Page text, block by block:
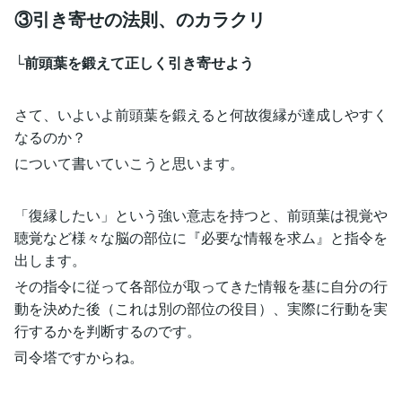
③引き寄せの法則、のカラクリ
└前頭葉を鍛えて正しく引き寄せよう
さて、いよいよ前頭葉を鍛えると何故復縁が達成しやすく
なるのか？
について書いていこうと思います。
「復縁したい」という強い意志を持つと、前頭葉は視覚や
聴覚など様々な脳の部位に『必要な情報を求ム』と指令を
出します。
その指令に従って各部位が取ってきた情報を基に自分の行
動を決めた後（これは別の部位の役目）、実際に行動を実
行するかを判断するのです。
司令塔ですからね。